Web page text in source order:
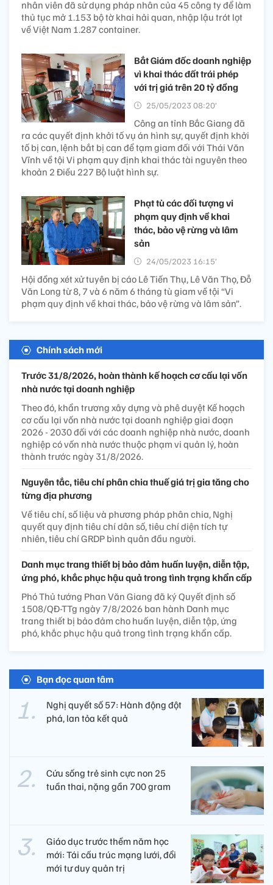
nhân viên đã sử dụng pháp nhân của 45 công ty để làm
thủ tục mở 1.153 bộ tờ khai hải quan, nhập lậu trót lọt
về Việt Nam 1.287 container.
Bắt Giám đốc doanh nghiệp
vì khai thác đất trái phép
với trị giá trên 20 tỷ đồng
25/05/2023 08:20’
Công an tỉnh Bắc Giang đã
ra các quyết định khởi tố vụ án hình sự, quyết định khởi
tố bị can, lệnh bắt bị can để tạm giam đối với Thái Văn
Vĩnh về tội Vi phạm quy định khai thác tài nguyên theo
khoản 2 Điều 227 Bộ luật hình sự.
Phạt tù các đối tượng vi
phạm quy định về khai
thác, bảo vệ rừng và lâm
sản
24/05/2023 16:15’
Hội đồng xét xử tuyên bị cáo Lê Tiến Thụ, Lê Văn Thọ, Đỗ
Văn Long từ 8, 7 và 6 năm 6 tháng tù giam về tội “Vi
phạm quy định về khai thác, bảo vệ rừng và lâm sản”.
Chính sách mới
Trước 31/8/2026, hoàn thành kế hoạch cơ cấu lại vốn
nhà nước tại doanh nghiệp
Theo đó, khẩn trương xây dựng và phê duyệt Kế hoạch
cơ cấu lại vốn nhà nước tại doanh nghiệp giai đoạn
2026 - 2030 đối với các doanh nghiệp nhà nước, doanh
nghiệp có vốn nhà nước thuộc phạm vi quản lý, hoàn
thành trước ngày 31/8/2026.
Nguyên tắc, tiêu chí phân chia thuế giá trị gia tăng cho
từng địa phương
Về tiêu chí, số liệu và phương pháp phân chia, Nghị
quyết quy định tiêu chí dân số, tiêu chí diện tích tự
nhiên, tiêu chí GRDP bình quân đầu người.
Danh mục trang thiết bị bảo đảm huấn luyện, diễn tập,
ứng phó, khắc phục hậu quả trong tình trạng khẩn cấp
Phó Thủ tướng Phan Văn Giang đã ký Quyết định số
1508/QĐ-TTg ngày 7/8/2026 ban hành Danh mục
trang thiết bị bảo đảm cho huấn luyện, diễn tập, ứng
phó, khắc phục hậu quả trong tình trạng khẩn cấp.
Bạn đọc quan tâm
Nghị quyết số 57: Hành động đột
phá, lan tỏa kết quả
Cứu sống trẻ sinh cực non 25
tuần thai, nặng gần 700 gram
Giáo dục trước thềm năm học
mới: Tái cấu trúc mạng lưới, đổi
mới tư duy quản trị